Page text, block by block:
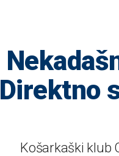
Direktno
Košarkaški klub